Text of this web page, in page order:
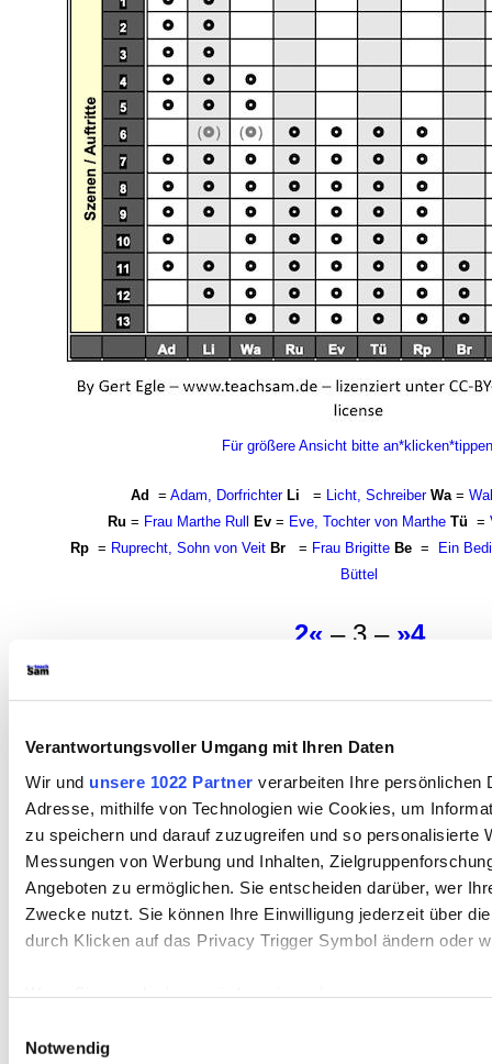
Verantwortungsvoller Umgang mit Ihren Daten
Wir und unsere 1022 Partner verarbeiten Ihre persönlichen
Adresse, mithilfe von Technologien wie Cookies, um
zu speichern und darauf zuzugreifen und so personalisierte
Messungen von Werbung und Inhalten,
Angeboten zu ermöglichen. Sie entscheiden darüber, wer
Zwecke nutzt. Sie können Ihre Einwilligung jederzeit über
durch Klicken auf das Privacy Trigger Symbol ändern oder
Meter genau sein können
Notwendig
Für größere Ansicht bitte
Ad = Adam, Dorfrichter Li = Licht, Schreiber Wa=
Ru = Frau Marthe Rull Ev= Eve, Tochter von Marthe Tü =
Rp= Ruprecht, Sohn von VeitBr= Frau BrigitteBe=
Ein
Büttel
2«– 3 – »4
vergewissert hat, dass am gleichen
ist und die Kläger schon vor der
einem Alptraum. Er habe geträumt.
vor Gericht stünde und gleichzeitig
dem Richterstuhl über sich selbst
habe herauswinden wolle, habe er
selbst verurteilt und seinen Hals ins